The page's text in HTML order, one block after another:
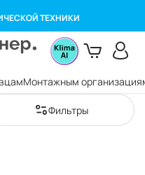
ТЕХНИКИ
Монтажным
Фильтры